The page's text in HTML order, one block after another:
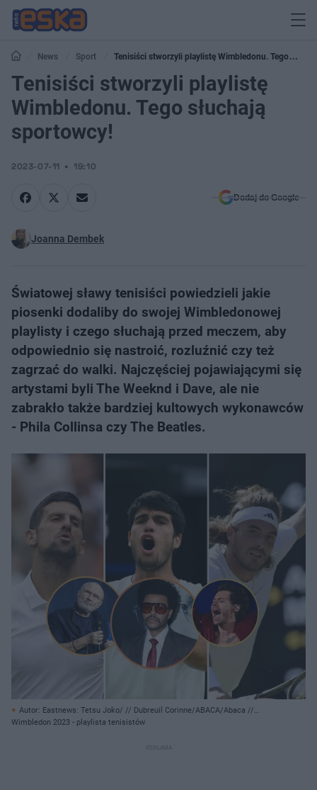
News Sport
Tenisiści stworzyli playlistę Wimbledonu. Tego
słuchają sportowcy!
Tenisiści stworzyli playlistę
Wimbledonu. Tego słuchają
sportowcy!
2023-07-11 19:10
Dodaj do Google
Joanna Dembek
Światowej sławy tenisiści powiedzieli jakie
piosenki dodaliby do swojej Wimbledonowej
playlisty i czego słuchają przed meczem, aby
odpowiednio się nastroić, rozluźnić czy też
zagrzać do walki. Najczęściej pojawiającymi się
artystami byli The Weeknd i Dave, ale nie
zabrakło także bardziej kultowych wykonawców
- Phila Collinsa czy The Beatles.
Autor: Eastnews: Tetsu Joko/ // Dubreuil Corinne/ABACA/Abaca //
ImagePressAgency/face to face/FaceToFace/REPORTER // Roland
Wimbledon 2023 - playlista tenisistów